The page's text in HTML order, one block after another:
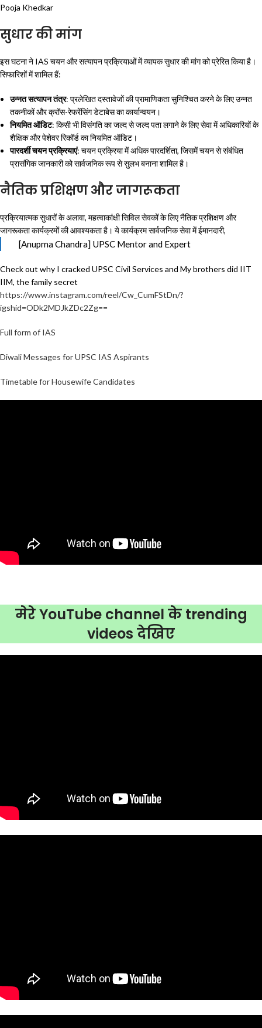
Pooja Khedkar
सुधार की मांग
इस घटना ने IAS चयन और सत्यापन प्रक्रियाओं में व्यापक सुधार की मांग को प्रेरित किया है।
सिफारिशों में शामिल हैं:
उन्नत सत्यापन तंत्र: प्रलेखित दस्तावेजों की प्रामाणिकता सुनिश्चित करने के लिए उन्नत
तकनीकों और क्रॉस-रेफरेंसिंग डेटाबेस का कार्यान्वयन।
नियमित ऑडिट: किसी भी विसंगति का जल्द से जल्द पता लगाने के लिए सेवा में अधिकारियों के
शैक्षिक और पेशेवर रिकॉर्ड का नियमित ऑडिट।
पारदर्शी चयन प्रक्रियाएं: चयन प्रक्रिया में अधिक पारदर्शिता, जिसमें चयन से संबंधित
प्रासंगिक जानकारी को सार्वजनिक रूप से सुलभ बनाना शामिल है।
नैतिक प्रशिक्षण और जागरूकता
प्रक्रियात्मक सुधारों के अलावा, महत्वाकांक्षी सिविल सेवकों के लिए नैतिक प्रशिक्षण और
जागरूकता कार्यक्रमों की आवश्यकता है। ये कार्यक्रम सार्वजनिक सेवा में ईमानदारी,
[Anupma Chandra] UPSC Mentor and Expert
Check out why I cracked UPSC Civil Services and My brothers did IIT
IIM, the family secret
https://www.instagram.com/reel/Cw_CumFStDn/?
igshid=ODk2MDJkZDc2Zg==
Full form of IAS
Diwali Messages for UPSC IAS Aspirants
Timetable for Housewife Candidates
मेरे YouTube channel के trending
videos देखिए